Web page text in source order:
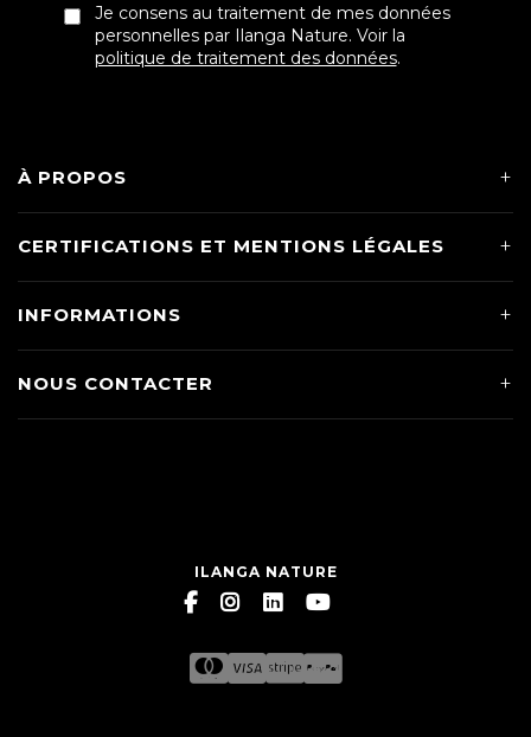
Je consens au traitement de mes données
personnelles par Ilanga Nature. Voir la
politique de traitement des données.
À PROPOS
CERTIFICATIONS ET MENTIONS LÉGALES
INFORMATIONS
NOUS CONTACTER
ILANGA NATURE